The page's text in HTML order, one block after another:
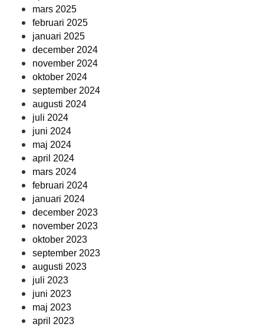
mars 2025
februari 2025
januari 2025
december 2024
november 2024
oktober 2024
september 2024
augusti 2024
juli 2024
juni 2024
maj 2024
april 2024
mars 2024
februari 2024
januari 2024
december 2023
november 2023
oktober 2023
september 2023
augusti 2023
juli 2023
juni 2023
maj 2023
april 2023